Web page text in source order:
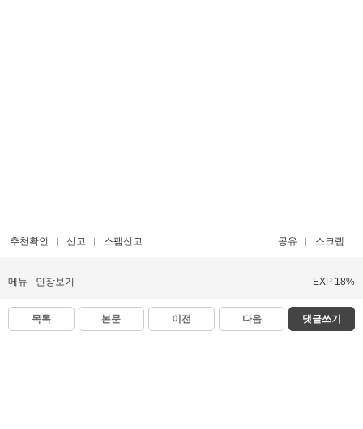
추천확인 신고 스팸신고 공유 스크랩
메뉴 인장보기 EXP 18%
목록 본문 이전 다음 댓글쓰기